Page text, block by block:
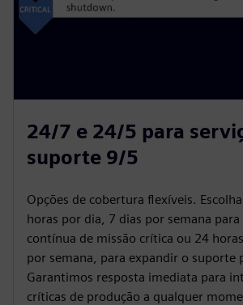
24/7 e 24/5 para
suporte 9/5
Opções de cobertura flexíveis.
horas por dia, 7 dias por semana
contínua de missão crítica ou 24
por semana, para expandir o suporte
Garantimos resposta imediata para
críticas de produção a qualquer